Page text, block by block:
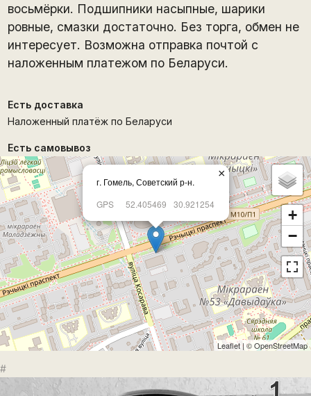
восьмёрки. Подшипники насыпные, шарики
ровные, смазки достаточно. Без торга, обмен не
интересует. Возможна отправка почтой с
наложенным платежом по Беларуси.
Есть доставка
Наложенный платёж по Беларуси
Есть самовывоз
г. Гомель, Советский р-н.
GPS
52.405469 30.921254
×
+
−
Leaflet| ©OpenStreetMap
#